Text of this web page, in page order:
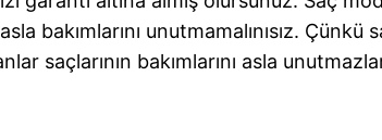
bakımlarını unutmamalınısız. Çünkü
saçlarının bakımlarını asla